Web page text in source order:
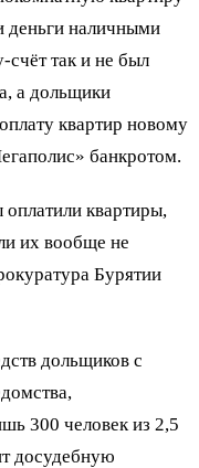
деньги наличными
счёт так и не был
а дольщики
квартир новому
банкротом.
квартиры,
их вообще не
Бурятии
дольщиков с
300 человек из 2,5
досудебную